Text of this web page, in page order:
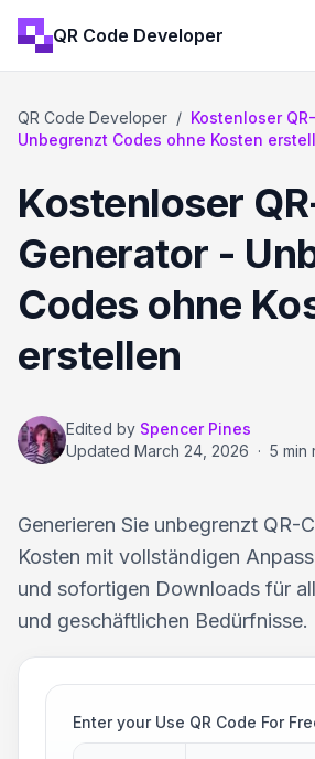
QR Code Developer
QR Code Developer / Kostenloser
Unbegrenzt Codes ohne Kosten
Kostenloser
Generator -
Codes ohne
erstellen
Edited by Spencer Pines
Updated March 24, 2026 · 5 min
Generieren Sie unbegrenzt QR-
Kosten mit vollständigen
und sofortigen Downloads für
und geschäftlichen Bedürfnisse.
Enter your Use QR Code For